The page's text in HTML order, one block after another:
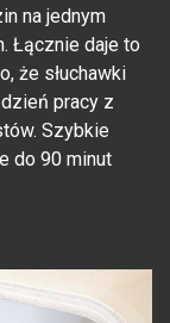
na jednym
Łącznie daje to
że słuchawki
pracy z
Szybkie
do 90 minut